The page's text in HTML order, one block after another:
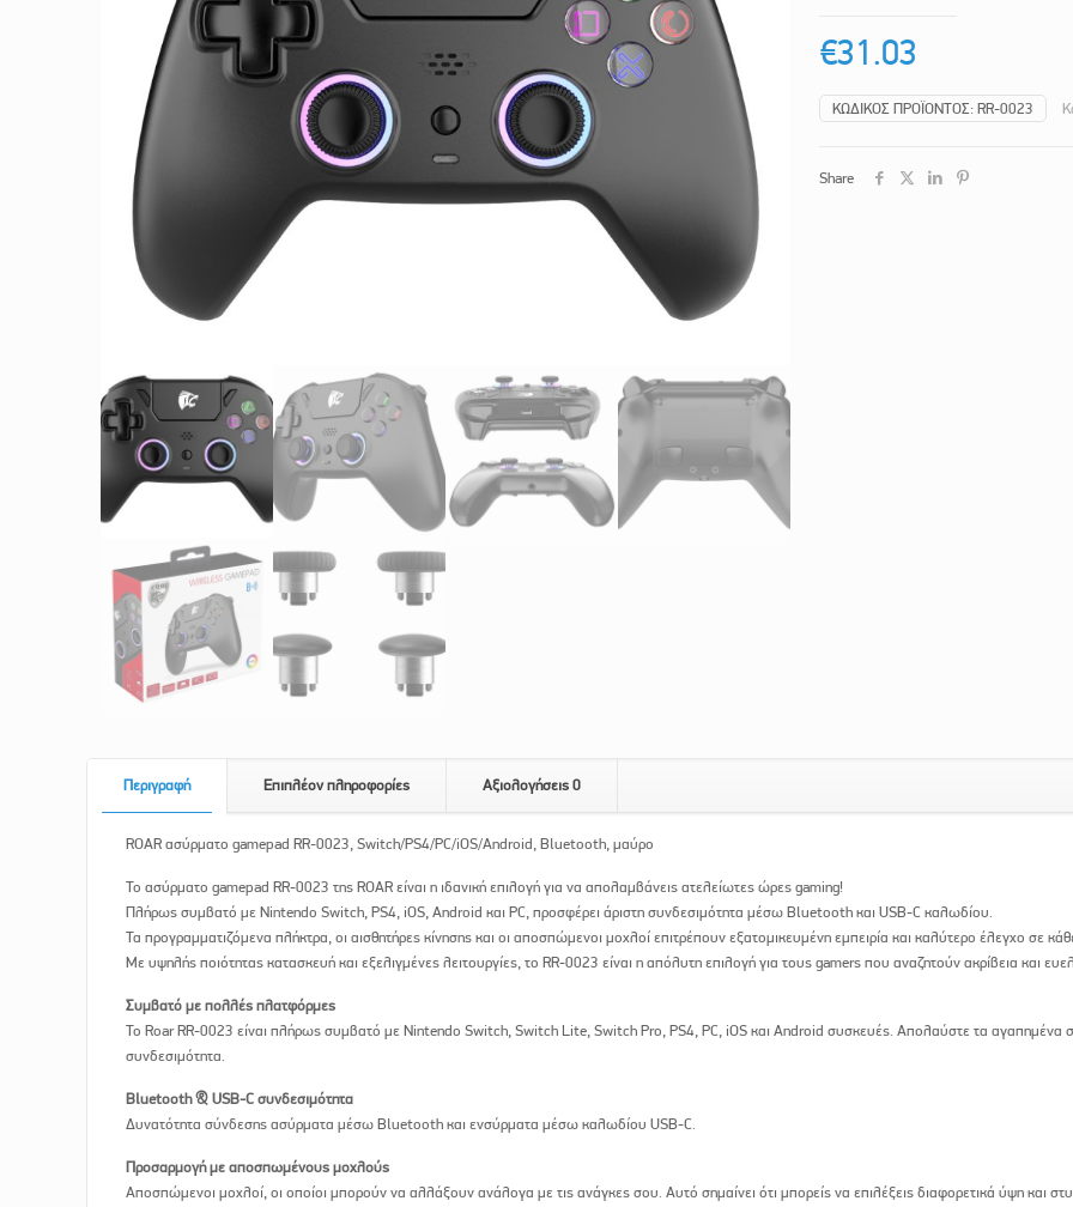
€31.03
ΚΩΔΙΚΌΣ ΠΡΟΪΌΝΤΟΣ: RR-0023
Share
Περιγραφή Επιπλέον πληροφορίες Αξιολογήσεις 0
ROAR ασύρματο gamepad RR-0023, Switch/PS4/PC/iOS/Android, Bluetooth, μαύρο
Το ασύρματο gamepad RR-0023 της ROAR είναι η ιδανική επιλογή για να απολαμβάνεις ατελείωτες ώρες gaming!
Πλήρως συμβατό με Nintendo Switch, PS4, iOS, Android και PC, προσφέρει άριστη συνδεσιμότητα μέσω Bluetooth και USB-C καλωδίου.
Τα προγραμματιζόμενα πλήκτρα, οι αισθητήρες κίνησης και οι αποσπώμενοι μοχλοί επιτρέπουν εξατομικευμένη εμπειρία και καλύτερο έλεγχο σε
Με υψηλής ποιότητας κατασκευή και εξελιγμένες λειτουργίες, το RR-0023 είναι η απόλυτη επιλογή για τους gamers που αναζητούν ακρίβεια και
Συμβατό με πολλές πλατφόρμες
Το Roar RR-0023 είναι πλήρως συμβατό με Nintendo Switch, Switch Lite, Switch Pro, PS4, PC, iOS και Android συσκευές. Απολαύστε τα αγαπημένα
συνδεσιμότητα.
Bluetooth & USB-C συνδεσιμότητα
Δυνατότητα σύνδεσης ασύρματα μέσω Bluetooth και ενσύρματα μέσω καλωδίου USB-C.
Προσαρμογή με αποσπωμένους μοχλούς
Αποσπώμενοι μοχλοί, οι οποίοι μπορούν να αλλάξουν ανάλογα με τις ανάγκες σου. Αυτό σημαίνει ότι μπορείς να επιλέξεις διαφορετικά ύψη και